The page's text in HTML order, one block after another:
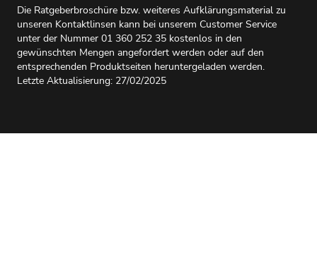
Die Ratgeberbroschüre bzw. weiteres Aufklärungsmaterial zu
unseren Kontaktlinsen kann bei unserem Customer Service
unter der Nummer 01 360 252 35 kostenlos in den
gewünschten Mengen angefordert werden oder auf den
entsprechenden Produktseiten heruntergeladen werden.
Letzte Aktualisierung: 27/02/2025